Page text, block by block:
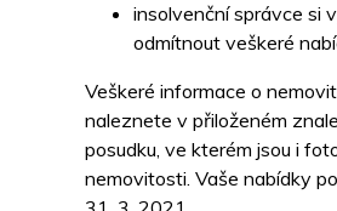
insolvenční správce si
odmítnout veškeré
Veškeré informace o
naleznete v přiloženém
posudku, ve kterém jsou i
nemovitosti. Vaše nabídky